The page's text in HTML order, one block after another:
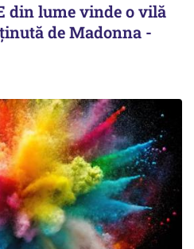
din lume vinde o vilă
de Madonna -